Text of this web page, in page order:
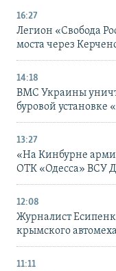
16:27
Легион «Свобода
моста через
14:18
ВМС Украины
буровой
13:27
«На Кинбурне
ОТК «Одесса» ВСУ
12:08
Журналист
крымского
11:11